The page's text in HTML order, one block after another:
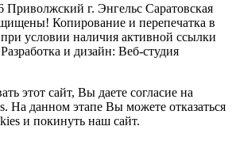
г. Энгельс Саратовская
Копирование и перепечатка в
условии наличия активной ссылки
и дизайн: Веб-студия
этот сайт, Вы даете согласие на
На данном этапе Вы можете отказаться
и покинуть наш сайт.